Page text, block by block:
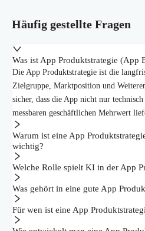
Häufig gestellte Fragen
Was ist App Produktstrategie (App
Die App Produktstrategie ist die
Zielgruppe, Marktposition und
sicher, dass die App nicht nur
messbaren geschäftlichen Mehrwert
Warum ist eine App
wichtig?
Welche Rolle spielt KI in der App
Was gehört in eine gute App
Für wen ist eine App